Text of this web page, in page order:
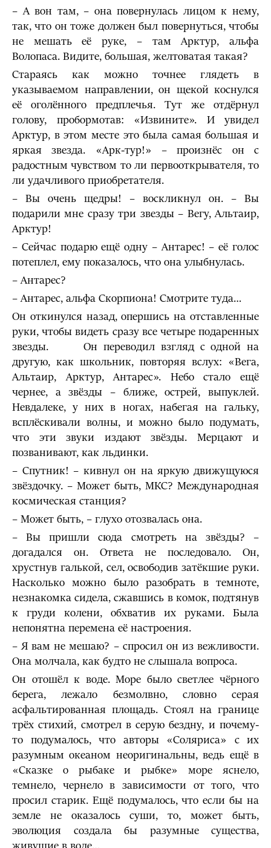
– А вон там, – она повернулась лицом к нему,
так, что он тоже должен был повернуться, чтобы
не мешать её руке, – там Арктур, альфа
Волопаса. Видите, большая, желтоватая такая?
Стараясь как можно точнее глядеть в
указываемом направлении, он щекой коснулся
её оголённого предплечья. Тут же отдёрнул
голову, пробормотав: «Извините». И увидел
Арктур, в этом месте это была самая большая и
яркая звезда. «Арк-тур!» – произнёс он с
радостным чувством то ли первооткрывателя, то
ли удачливого приобретателя.
– Вы очень щедры! – воскликнул он. – Вы
подарили мне сразу три звезды – Вегу, Альтаир,
Арктур!
– Сейчас подарю ещё одну – Антарес! – её голос
потеплел, ему показалось, что она улыбнулась.
– Антарес?
– Антарес, альфа Скорпиона! Смотрите туда…
Он откинулся назад, опершись на отставленные
руки, чтобы видеть сразу все четыре подаренных
звезды. Он переводил взгляд с одной на
другую, как школьник, повторяя вслух: «Вега,
Альтаир, Арктур, Антарес». Небо стало ещё
чернее, а звёзды – ближе, острей, выпуклей.
Невдалеке, у них в ногах, набегая на гальку,
всплёскивали волны, и можно было подумать,
что эти звуки издают звёзды. Мерцают и
позванивают, как льдинки.
– Спутник! – кивнул он на яркую движущуюся
звёздочку. – Может быть, МКС? Международная
космическая станция?
– Может быть, – глухо отозвалась она.
– Вы пришли сюда смотреть на звёзды? –
догадался он. Ответа не последовало. Он,
хрустнув галькой, сел, освободив затёкшие руки.
Насколько можно было разобрать в темноте,
незнакомка сидела, сжавшись в комок, подтянув
к груди колени, обхватив их руками. Была
непонятна перемена её настроения.
– Я вам не мешаю? – спросил он из вежливости.
Она молчала, как будто не слышала вопроса.
Он отошёл к воде. Море было светлее чёрного
берега, лежало безмолвно, словно серая
асфальтированная площадь. Стоял на границе
трёх стихий, смотрел в серую бездну, и почему-
то подумалось, что авторы «Соляриса» с их
разумным океаном неоригинальны, ведь ещё в
«Сказке о рыбаке и рыбке» море яснело,
темнело, чернело в зависимости от того, что
просил старик. Ещё подумалось, что если бы на
земле не оказалось суши, то, может быть,
эволюция создала бы разумные существа,